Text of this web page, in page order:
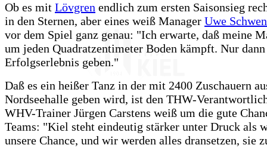
Ob es mit Lövgren endlich zum ersten Saisonsieg
in den Sternen, aber eines weiß Manager Uwe
vor dem Spiel ganz genau: "Ich erwarte, daß meine
um jeden Quadratzentimeter Boden kämpft. Nur
Erfolgserlebnis geben."
Daß es ein heißer Tanz in der mit 2400 Zuschauern
Nordseehalle geben wird, ist den THW-
WHV-Trainer Jürgen Carstens weiß um die gute
Teams: "Kiel steht eindeutig stärker unter Druck als
unsere Chance, und wir werden alles dransetzen, sie